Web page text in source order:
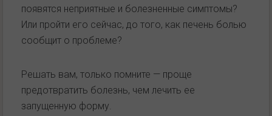
появятся неприятные и болезненные симптомы?
Или пройти его сейчас, до того, как печень болью
сообщит о проблеме?
Решать вам, только помните — проще
предотвратить болезнь, чем лечить ее
запущенную форму.